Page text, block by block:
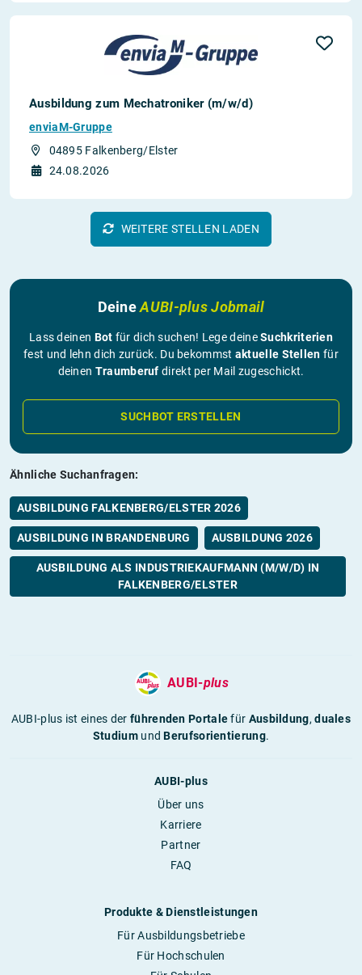
Ausbildung zum Mechatroniker (m/w/d)
enviaM-Gruppe
04895 Falkenberg/Elster
24.08.2026
WEITERE STELLEN LADEN
DeineAUBI-plus Jobmail
Lass deinen Bot für dich suchen! Lege deineSuchkriterien
fest und lehn dich zurück. Du bekommst aktuelle Stellen für
deinen Traumberuf direkt per Mail zugeschickt.
SUCHBOT ERSTELLEN
Ähnliche Suchanfragen:
AUSBILDUNG FALKENBERG/ELSTER 2026
AUSBILDUNG IN BRANDENBURG AUSBILDUNG 2026
AUSBILDUNG ALS INDUSTRIEKAUFMANN (M/W/D) IN
FALKENBERG/ELSTER
AUBI-plus
AUBI-plus ist eines derführenden Portalefür Ausbildung,duales
StudiumundBerufsorientierung.
AUBI-plus
Über uns
Karriere
Partner
FAQ
Produkte & Dienstleistungen
Für Ausbildungsbetriebe
Für Hochschulen